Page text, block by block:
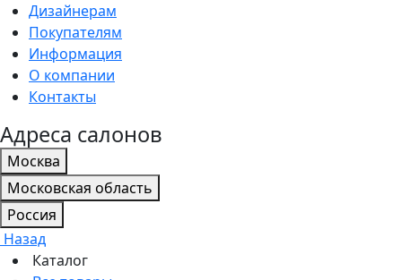
Дизайнерам
Покупателям
Информация
О компании
Контакты
Адреса салонов
Москва
Московская область
Россия
Назад
Каталог